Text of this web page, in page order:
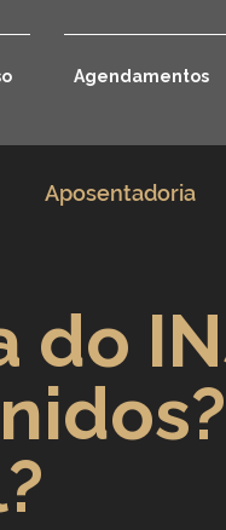
Agendamentos
Aposentadoria
Carreira Jurídica
do